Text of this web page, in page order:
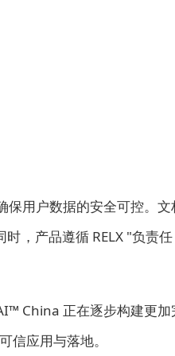
用户数据的安全可控。文
，产品遵循 RELX "负责
China 正在逐步构建更加
信应用与落地。